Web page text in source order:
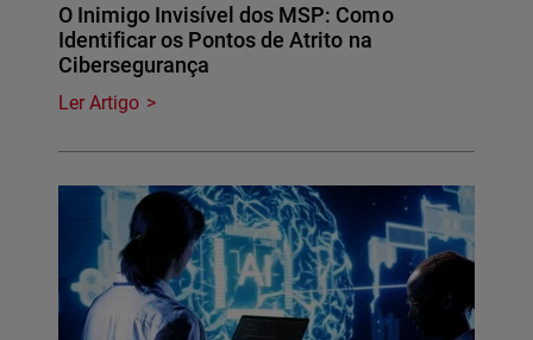
O Inimigo Invisível dos MSP: Como
Identificar os Pontos de Atrito na
Cibersegurança
Ler Artigo